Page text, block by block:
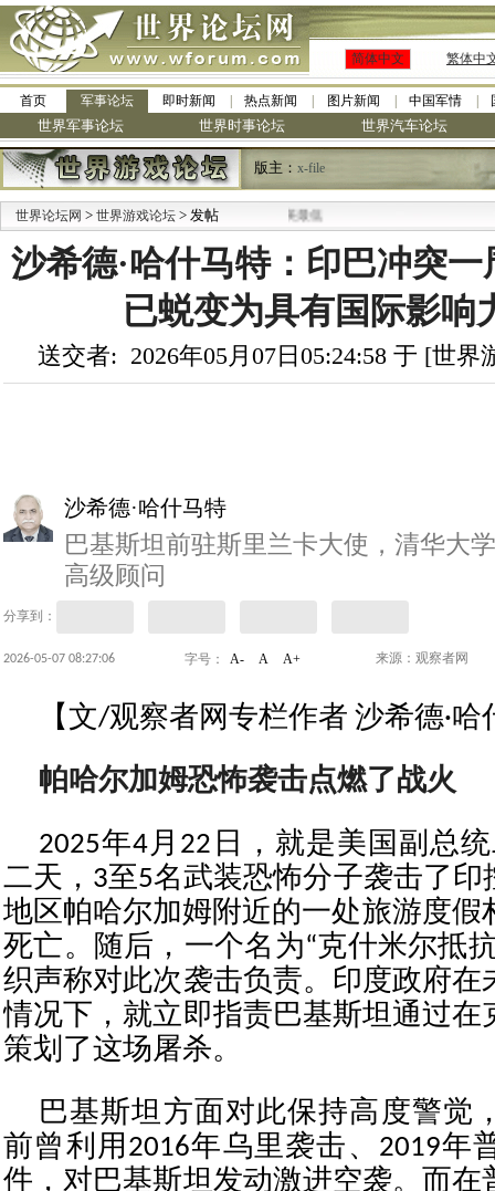
简体中文 繁体中
首页 军事论坛 即时新闻 热点新闻 图片新闻 中国军情
世界军事论坛 世界时事论坛 世界汽车论坛
版主： x-file
世界论坛网 > 世界游戏论坛 > 发帖
沙希德·哈什马特：印巴冲突
已蜕变为具有国际影响
送交者: 2026年05月07日05:24:58 于 [世
沙希德·哈什马特
巴基斯坦前驻斯里兰卡大使，清华大
高级顾问
分享到：
2026-05-07 08:27:06 字号： A- A A+ 来源：观察者网
【文/观察者网专栏作者 沙希德·哈
帕哈尔加姆恐怖袭击点燃了战火
2025年4月22日，就是美国副总
二天，3至5名武装恐怖分子袭击了印
地区帕哈尔加姆附近的一处旅游度假
死亡。随后，一个名为“克什米尔抵
织声称对此次袭击负责。印度政府在
情况下，就立即指责巴基斯坦通过在
策划了这场屠杀。
巴基斯坦方面对此保持高度警觉
前曾利用2016年乌里袭击、2019年
件，对巴基斯坦发动激进空袭。而在